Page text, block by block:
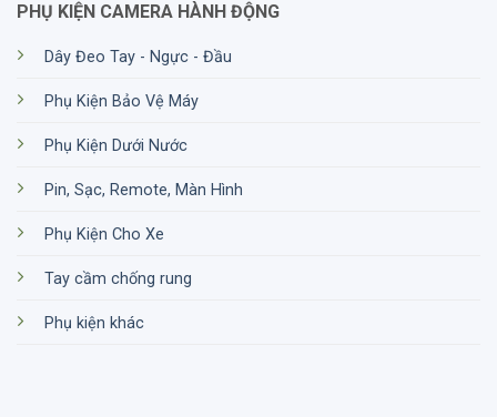
PHỤ KIỆN CAMERA HÀNH ĐỘNG
Dây Đeo Tay - Ngực - Đầu
Phụ Kiện Bảo Vệ Máy
Phụ Kiện Dưới Nước
Pin, Sạc, Remote, Màn Hình
Phụ Kiện Cho Xe
Tay cầm chống rung
Phụ kiện khác